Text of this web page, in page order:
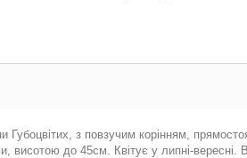
Губоцвітих, з повзучим корінням,
висотою до 45см. Квітує у липні-вересні.